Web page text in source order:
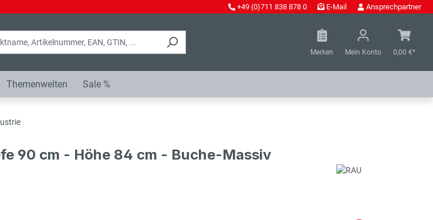
+49 (0)711 838 878 0 E-Mail Ansprechpartner
Merken Mein Konto 0,00 €*
Themenwelten Sale %
90 cm - Höhe 84 cm - Buche-Massiv